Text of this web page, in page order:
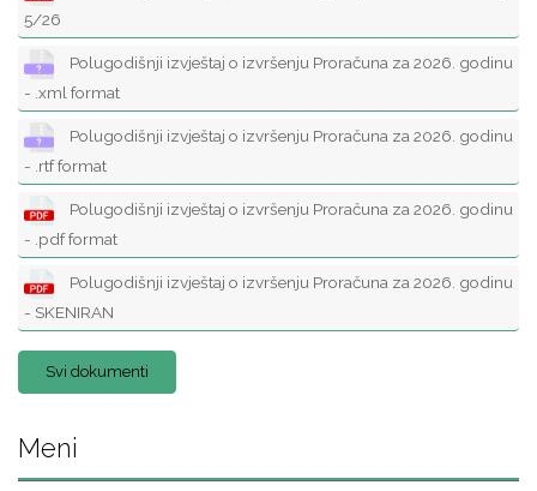
5/26
Polugodišnji izvještaj o izvršenju Proračuna za 2026. godinu
- .xml format
Polugodišnji izvještaj o izvršenju Proračuna za 2026. godinu
- .rtf format
Polugodišnji izvještaj o izvršenju Proračuna za 2026. godinu
- .pdf format
Polugodišnji izvještaj o izvršenju Proračuna za 2026. godinu
- SKENIRAN
Svi dokumenti
Meni